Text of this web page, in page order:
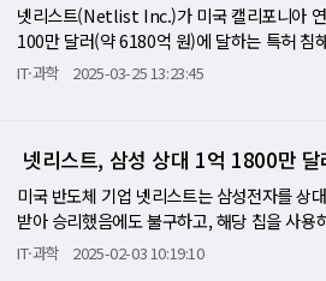
넷리스트(Netlist Inc.)가 미국 캘리포니아
100만 달러(약 6180억 원)에 달하는 특허 침
은 아니지만, 넷리스트가 앞서 삼성전자를
이 재심을 명령하면서 불확실성이 드리웠다
했음을 법적으로 확인받았다. 넷리스트의 홍
반했다는 점을 재확인시켜 준다"고 밝혔다.
계속 싸울 것"이라고 강조했다. 한편, 이번
공방은 넷리스트가 2015년 삼성전자가 자사
IT·과학 2025-03-25 13:23:45
넷리스트, 삼성 상대 1억 1800만
미국 반도체 기업 넷리스트는 삼성전자를
받아 승리했음에도 불구하고, 해당 칩을 사
했다고 현지 법률전문신문 로360(Law360)
IT·과학 2025-02-03 10:19:10